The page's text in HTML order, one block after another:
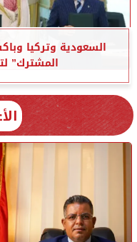
السعودية وتركيا
المشترك”